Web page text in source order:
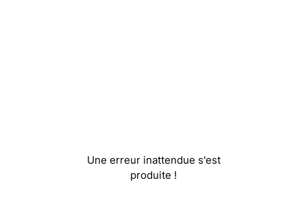
Une erreur inattendue s'est
produite !